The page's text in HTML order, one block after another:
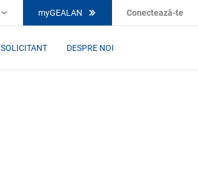
myGEALAN Conectează-te
SOLICITANT DESPRE NOI